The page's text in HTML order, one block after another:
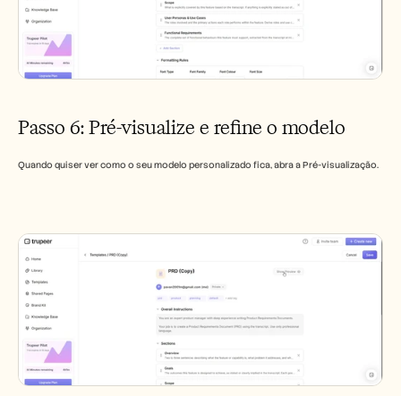
Passo 6: Pré-visualize e refine o modelo
Quando quiser ver como o seu modelo personalizado fica, abra a Pré-visualização.